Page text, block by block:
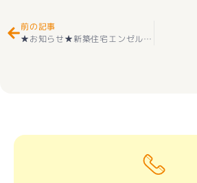
前の記事
★お知らせ★新築住宅エンゼルハウス BDAC=Style甲府市川田町⑳ 好評販売中(^^♪ 新価格2870万円